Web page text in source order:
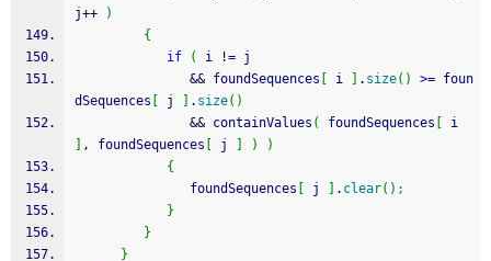
j++
)
{
if
( i != j
&& foundSequences i . size( ) >= foun
dSequences
j . size( )
&& containValues ( foundSequences
, foundSequences j )
)
{
               foundSequences
j . clear( ) ;
}
}
}